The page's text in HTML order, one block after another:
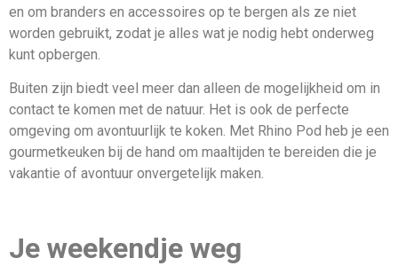
en om branders en accessoires op te bergen als ze niet
worden gebruikt, zodat je alles wat je nodig hebt onderweg
kunt opbergen.
Buiten zijn biedt veel meer dan alleen de mogelijkheid om in
contact te komen met de natuur. Het is ook de perfecte
omgeving om avontuurlijk te koken. Met Rhino Pod heb je een
gourmetkeuken bij de hand om maaltijden te bereiden die je
vakantie of avontuur onvergetelijk maken.
Je weekendje weg